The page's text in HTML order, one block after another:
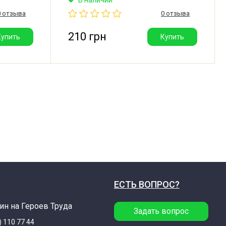
отзыва
и других с низкотемпературным
испарителем. Температурный
800 мм. Производитель: Китай.
Хорошее качество.
0 отзыва
210 грн Купить
на Героев Труда
110 77 44
ЕСТЬ ВОПРОС?
Задать вопрос